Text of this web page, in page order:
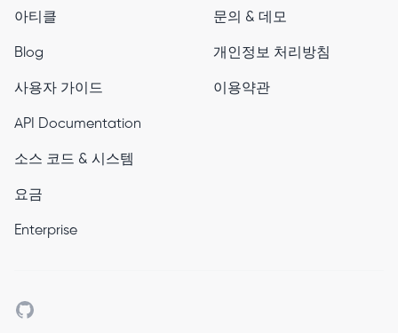
아티클
Blog
사용자 가이드
API Documentation
소스 코드 & 시스템
요금
Enterprise
문의 & 데모
개인정보 처리방침
이용약관
Github